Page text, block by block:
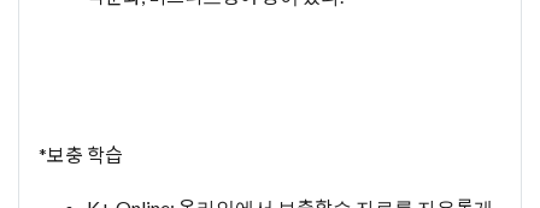
*보충 학습